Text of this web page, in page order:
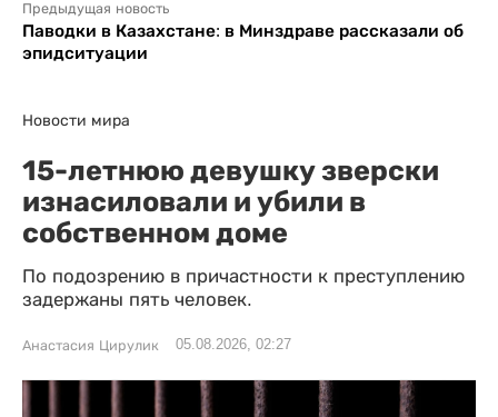
Предыдущая новость
Паводки в Казахстане: в Минздраве рассказали об
эпидситуации
Новости мира
15-летнюю девушку зверски
изнасиловали и убили в
собственном доме
По подозрению в причастности к преступлению
задержаны пять человек.
Анастасия Цирулик 05.08.2026, 02:27